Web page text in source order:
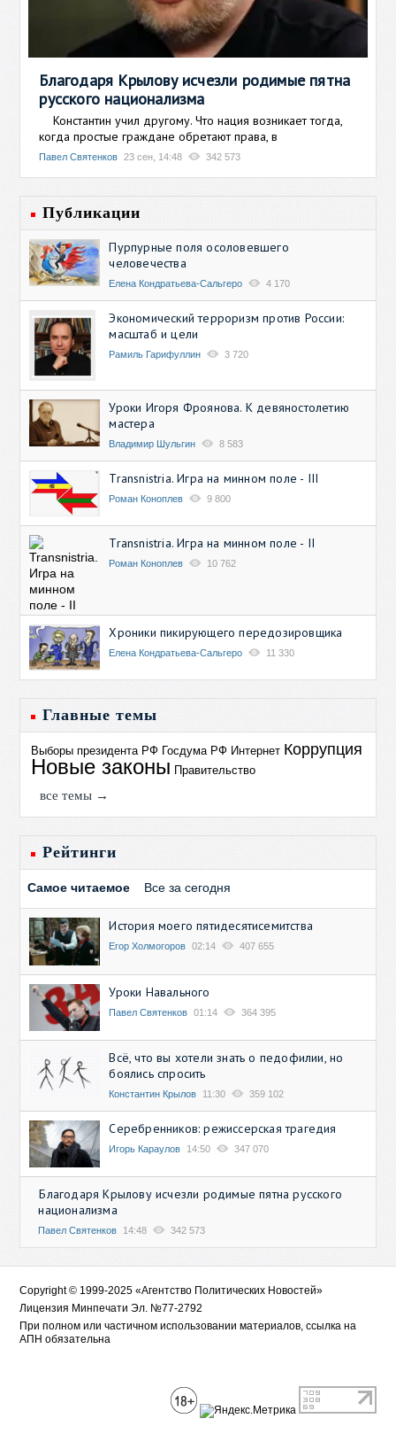
Благодаря Крылову исчезли родимые пятна
русского национализма
Константин учил другому. Что нация возникает тогда,
когда простые граждане обретают права, в
Павел Святенков 23 сен, 14:48 342 573
Публикации
Пурпурные поля осоловевшего
человечества
Елена Кондратьева-Сальгеро 4 170
Экономический терроризм против России:
масштаб и цели
Рамиль Гарифуллин 3 720
Уроки Игоря Фроянова. К девяностолетию
мастера
Владимир Шульгин 8 583
Transnistria. Игра на минном поле - III
Роман Коноплев 9 800
Transnistria. Игра на минном поле - II
Роман Коноплев 10 762
Хроники пикирующего передозировщика
Елена Кондратьева-Сальгеро 11 330
Главные темы
Выборы президента РФ Госдума РФ Интернет Коррупция
Новые законы Правительство
все темы →
Рейтинги
Самое читаемое Все за сегодня
История моего пятидесятисемитства
Егор Холмогоров 02:14 407 655
Уроки Навального
Павел Святенков 01:14 364 395
Всё, что вы хотели знать о педофилии, но
боялись спросить
Константин Крылов 11:30 359 102
Серебренников: режиссерская трагедия
Игорь Караулов 14:50 347 070
Благодаря Крылову исчезли родимые пятна русского
национализма
Павел Святенков 14:48 342 573
Copyright © 1999-2025 «Агентство Политических Новостей»
Лицензия Минпечати Эл. №77-2792
При полном или частичном использовании материалов, ссылка на
АПН обязательна